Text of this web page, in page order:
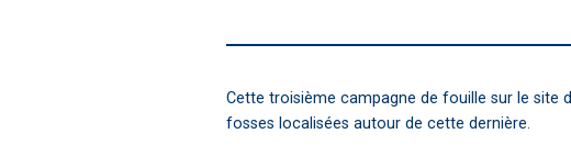
Cette troisième campagne de fouille sur le site
fosses localisées autour de cette dernière.